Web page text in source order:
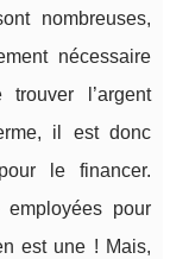
nombreuses,
nécessaire
l’argent
il est donc
le financer.
employées pour
est une ! Mais,